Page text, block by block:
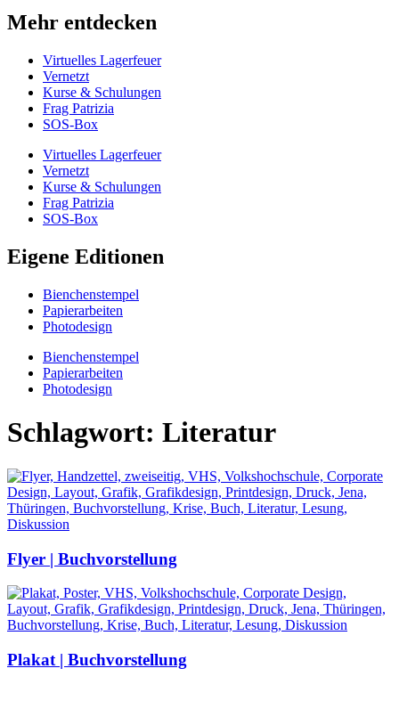
Mehr entdecken
Virtuelles Lagerfeuer
Vernetzt
Kurse & Schulungen
Frag Patrizia
SOS-Box
Virtuelles Lagerfeuer
Vernetzt
Kurse & Schulungen
Frag Patrizia
SOS-Box
Eigene Editionen
Bienchenstempel
Papierarbeiten
Photodesign
Bienchenstempel
Papierarbeiten
Photodesign
Schlagwort: Literatur
Flyer | Buchvorstellung
Plakat | Buchvorstellung